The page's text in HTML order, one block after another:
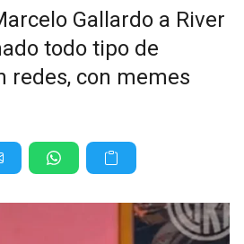
Gallardo a River
todo tipo de
redes, con memes